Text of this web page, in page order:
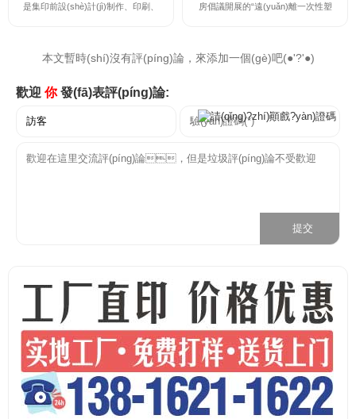
是集印前設(shè)計(jì)制作、印刷、
(yè)的綜合性現(xiàn)代化 公
的印刷設(shè)備及專業(yè)技術(sh
ù)管理人才和高、中級(jí)技術(shù)
人員。公司從策劃創(chuàng)意:從
房倡議開展的“遠(yuǎn)離一次性塑
得了越來越多的理解與認(rèn)可。
環(huán)保手提袋，逐漸成為了老百
本文暫時(shí)沒有評(píng)論，來添加一個(gè)吧(●'?'●)
歡迎 你發(fā)表評(píng)論: